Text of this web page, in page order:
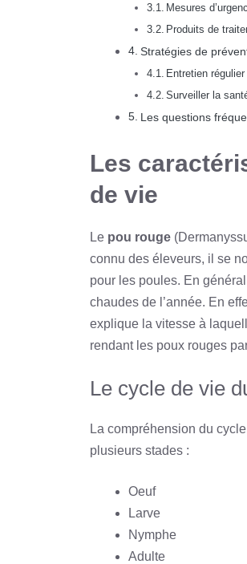
Mesures
Produits de
Stratégies de
Entretien
Surveiller la
Les questions
Les
de vie
Le pou rouge
connu des éleveurs, il se
pour les poules. En
chaudes de l’année. En
explique la vitesse à
rendant les poux rouges
Le cycle de vie
La compréhension du
plusieurs stades :
Oeuf
Larve
Nymphe
Adulte